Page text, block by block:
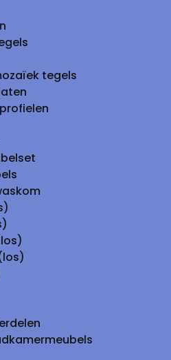
tegels